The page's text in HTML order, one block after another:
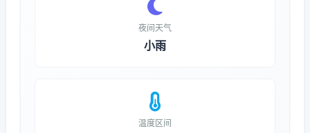
夜间天气
小雨
温度区间